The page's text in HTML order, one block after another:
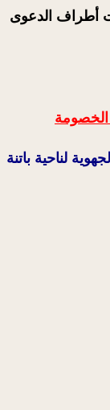
أطراف الدعوى
لناحية باتنة